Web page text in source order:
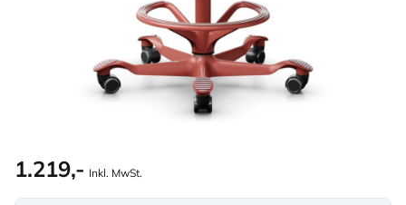
1.219,- Inkl. MwSt.